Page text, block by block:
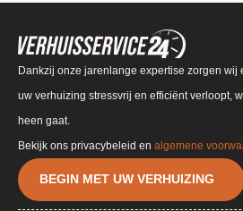
Dankzij onze jarenlange expertise zorgen wij
uw verhuizing stressvrij en efficiënt verloopt,
heen gaat.
BEGIN MET UW VERHUIZING
Bekijk ons privacybeleid en algemene